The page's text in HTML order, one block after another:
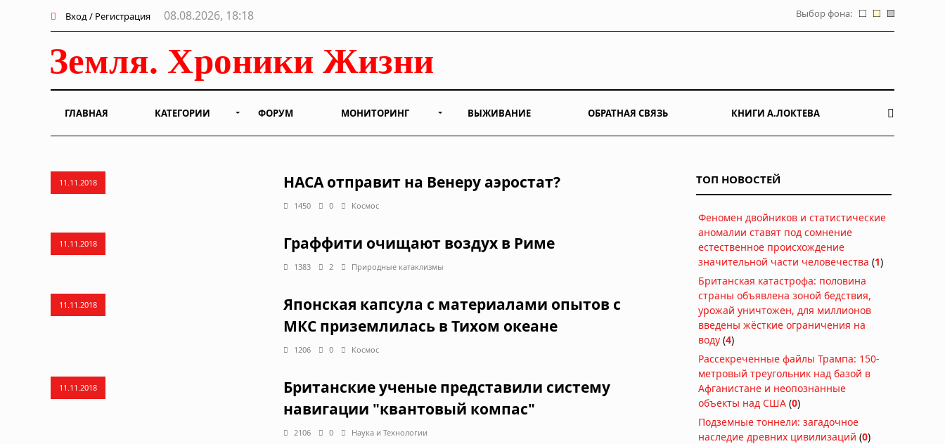
Вход / Регистрация 08.08.2026, 18:18 Выбор фона:
ГЛАВНАЯ КАТЕГОРИИ ФОРУМ МОНИТОРИНГ ВЫЖИВАНИЕ ОБРАТНАЯ СВЯЗЬ КНИГИ А.ЛОКТЕВА
11.11.2018 НАСА отправит на Венеру аэростат?
1450 0 Космос
11.11.2018 Граффити очищают воздух в Риме
1383 2 Природные катаклизмы
11.11.2018
Японская капсула с материалами опытов с
МКС приземлилась в Тихом океане
1206 0 Космос
11.11.2018
Британские ученые представили систему
навигации "квантовый компас"
2106 0 Наука и Технологии
ТОП НОВОСТЕЙ
Феномен двойников и статистические
аномалии ставят под сомнение
естественное происхождение
значительной части человечества (1)
Британская катастрофа: половина
страны объявлена зоной бедствия,
урожай уничтожен, для миллионов
введены жёсткие ограничения на
воду (4)
Рассекреченные файлы Трампа: 150-
метровый треугольник над базой в
Афганистане и неопознанные
объекты над США (0)
Подземные тоннели: загадочное
наследие древних цивилизаций (0)